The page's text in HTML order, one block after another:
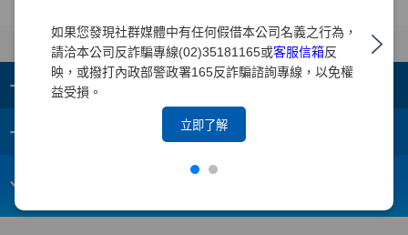
如果您發現社群媒體中有任何假借本公司名義之行為，
請洽本公司反詐騙專線(02)35181165或客服信箱反
映，或撥打內政部警政署165反詐騙諮詢專線，以免權
益受損。
立即了解
+ 集團成員
+
webmaster@yuanta.com